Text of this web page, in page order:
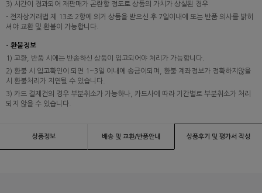
3) 시간이 경과되어 재판매가 곤란할 정도로 상품의 가치가 상실된 경우
- 전자상거래법 제 13조 2항에 의거 상품을 받으신 후 7일이내에 또는 반품 의사를 밝히
셔야 교환 및 환불이 가능합니다.
- 환불정보
1) 교환, 반품 시에는 반송하신 상품이 입고되어야 처리가 가능합니다.
2) 환불 시 입고확인이 되면 1~3일 이내에 송금이되며, 환불 계좌정보가 정확하지않을
시 환불처리가 지연될 수 있습니다.
3) 카드 결제건의 경우 부분취소가 가능하나, 카드사에 따라 기간별로 부분취소가 처리
되지 않을 수 있습니다.
상품정보 배송 및 교환/반품안내 상품후기 및 평가서 작성